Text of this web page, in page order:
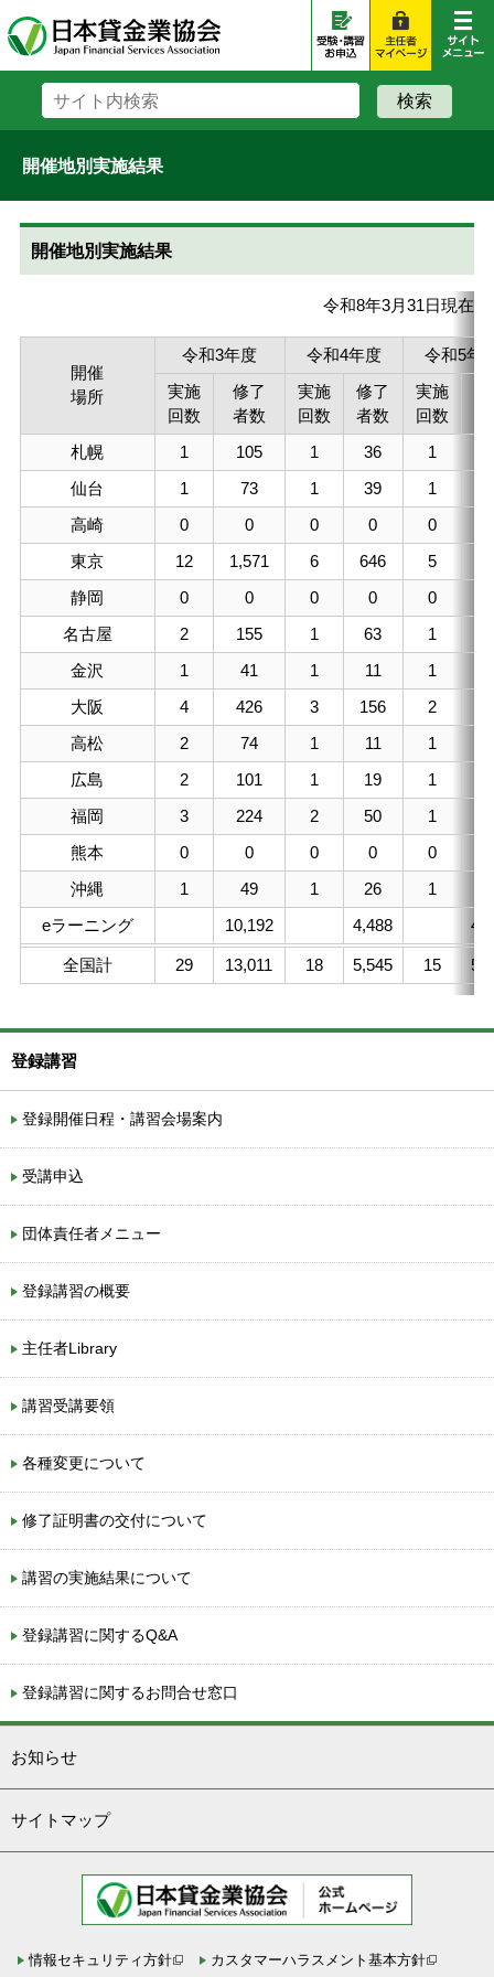
開催地別実施結果
開催地別実施結果
令和8年3月31日現在
開催
場所
令和3年度 令和4年度
令和5年
実施
回数
修了
者数
実施
回数
修了
者数
実施
回数
札幌
1 105 1 36 1
仙台
1 73 1 39 1
高崎
0 0 0 0 0
東京
12 1,571 6 646 5
静岡
0 0 0 0 0
名古屋
2 155 1 63 1
金沢
1 41 1 11 1
大阪
4 426 3 156 2
高松
2 74 1 11 1
広島
2 101 1 19 1
福岡
3 224 2 50 1
熊本
0 0 0 0 0
沖縄
1 49 1 26 1
eラーニング
10,192 4,488
全国計 29 13,011 18 5,545 15
登録講習
登録開催日程・講習会場案内
受講申込
団体責任者メニュー
登録講習の概要
主任者Library
講習受講要領
各種変更について
修了証明書の交付について
講習の実施結果について
登録講習に関するQ&A
登録講習に関するお問合せ窓口
お知らせ
サイトマップ
情報セキュリティ方針
カスタマーハラスメント基本方針